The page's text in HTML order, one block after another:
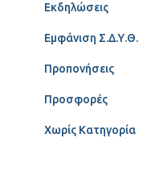
Εκδηλώσεις
Εμφάνιση Σ.Δ.Υ.Θ.
Προπονήσεις
Προσφορές
Χωρίς Κατηγορία